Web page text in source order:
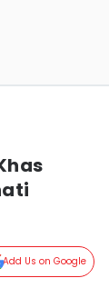
Add Us on Google